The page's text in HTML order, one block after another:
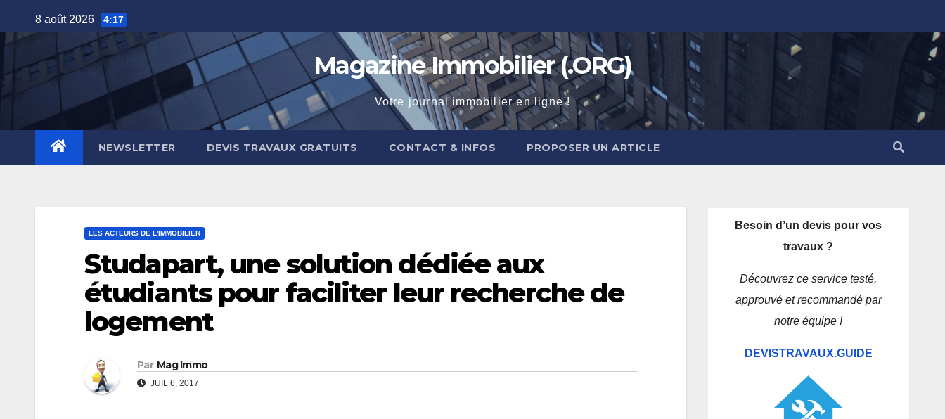
to
8 août 2026 4:17
Magazine Immobilier (.ORG)
Votre journal immobilier en ligne !
NEWSLETTER DEVIS TRAVAUX GRATUITS CONTACT & INFOS PROPOSER UN ARTICLE
LES ACTEURS DE L'IMMOBILIER
Studapart, une solution dédiée aux
étudiants pour faciliter leur recherche de
logement
Par Mag Immo
JUIL 6, 2017
Besoin d’un devis pour vos
travaux ?
Découvrez ce service testé,
approuvé et recommandé par
notre équipe !
DEVISTRAVAUX.GUIDE